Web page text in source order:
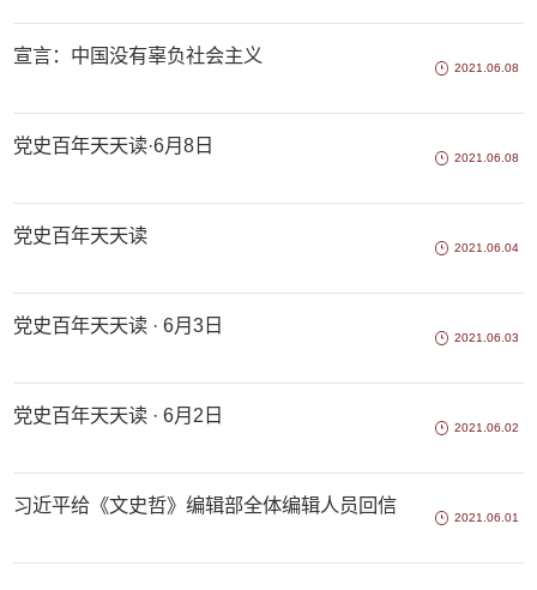
宣言：中国没有辜负社会主义
2021.06.08
党史百年天天读·6月8日
2021.06.08
党史百年天天读
2021.06.04
党史百年天天读 · 6月3日
2021.06.03
党史百年天天读 · 6月2日
2021.06.02
习近平给《文史哲》编辑部全体编辑人员回信
2021.06.01